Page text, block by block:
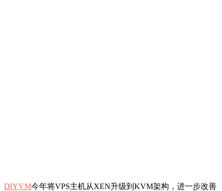
DIYVM今年将VPS主机从XEN升级到KVM架构，进一步改善